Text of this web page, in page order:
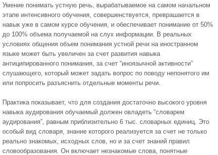
Умение понимать устную речь, вырабатываемое на самом начальном
этапе интенсивного обучения, совершенствуется, преврашается в
навык уже в самом курсе обучения, и обеспечивает понимание от 50%
до 100% объема получаемой на слух информации. В реальных
условиях общения объем понимания устной речи на иностранном
языке может быть увеличен за счет развития навыка
антиципированного понимания, за счет “иноязычной активности”
слушающего, который может задать вопрос по поводу непонятого им
или попросить разъяснить отдельные моменты речи.
Практика показывает, что для создания достаточно высокого уровня
навыка аудирования обучаемый должен овладеть “словарем
аудирования”, равным приблизительно 6 тыс. словарных единиц. Это
особый вид словаря, знание которого реализуется за счет не только
реально знакомых, исходных слов, но и за счет знаний правил
словообразования. Он включает незнакомые слова, понятные